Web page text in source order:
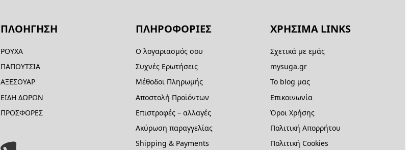
ΠΛΟΗΓΗΣΗ
ΡΟΥΧΑ
ΠΑΠΟΥΤΣΙΑ
ΑΞΕΣΟΥΑΡ
ΕΙΔΗ ΔΩΡΩΝ
ΠΡΟΣΦΟΡΕΣ
ΠΛΗΡΟΦΟΡΙΕΣ
Ο λογαριασμός σου
Συχνές Ερωτήσεις
Μέθοδοι Πληρωμής
Αποστολή Προϊόντων
Επιστροφές – αλλαγές
Ακύρωση παραγγελίας
Shipping & Payments
ΧΡΗΣΙΜΑ LINKS
Σχετικά με εμάς
mysuga.gr
Το blog μας
Επικοινωνία
Όροι Χρήσης
Πολιτική Απορρήτου
Πολιτική Cookies